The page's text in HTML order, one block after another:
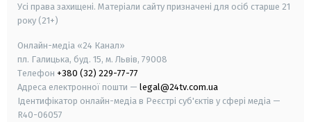
Усі права захищені. Матеріали сайту призначені для осіб старше 21
року (21+)
Онлайн-медіа «24 Канал»
пл. Галицька, буд. 15, м. Львів, 79008
Телефон +380 (32) 229-77-77
Адреса електронної пошти — legal@24tv.com.ua
Ідентифікатор онлайн-медіа в Реєстрі суб'єктів у сфері медіа —
R40-06057